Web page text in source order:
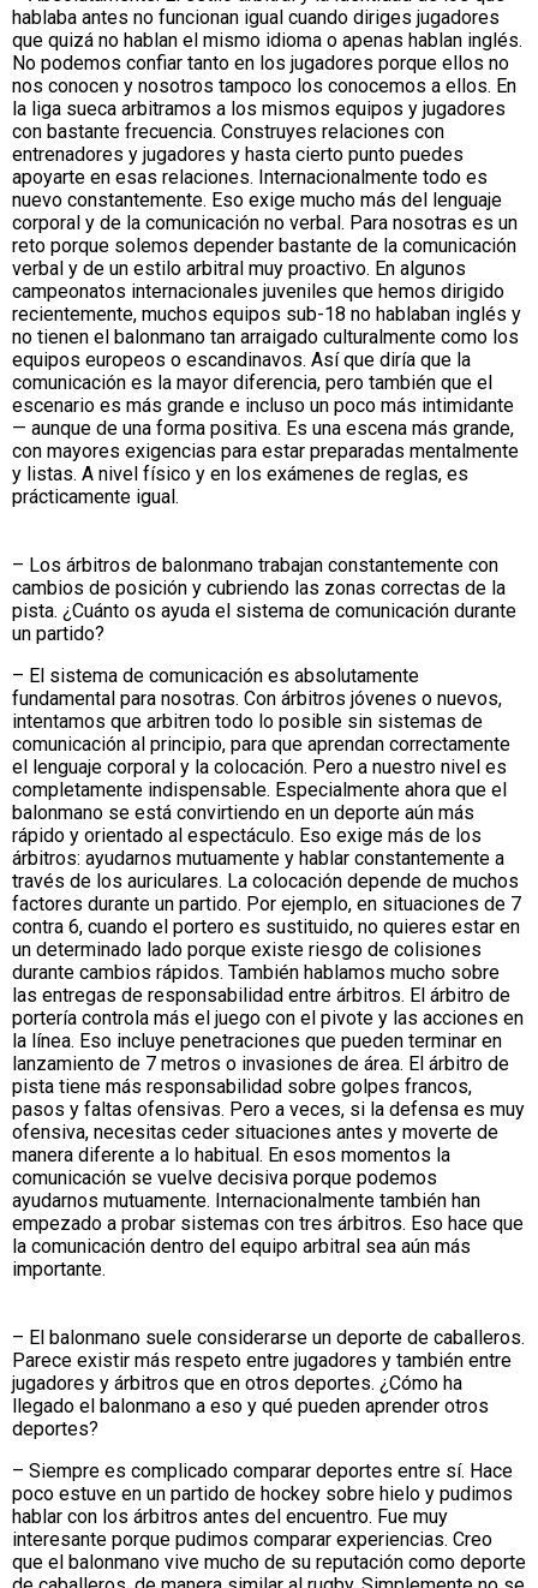
hablaba antes no funcionan igual cuando diriges jugadores
que quizá no hablan el mismo idioma o apenas hablan inglés.
No podemos confiar tanto en los jugadores porque ellos no
nos conocen y nosotros tampoco los conocemos a ellos. En
la liga sueca arbitramos a los mismos equipos y jugadores
con bastante frecuencia. Construyes relaciones con
entrenadores y jugadores y hasta cierto punto puedes
apoyarte en esas relaciones. Internacionalmente todo es
nuevo constantemente. Eso exige mucho más del lenguaje
corporal y de la comunicación no verbal. Para nosotras es un
reto porque solemos depender bastante de la comunicación
verbal y de un estilo arbitral muy proactivo. En algunos
campeonatos internacionales juveniles que hemos dirigido
recientemente, muchos equipos sub-18 no hablaban inglés y
no tienen el balonmano tan arraigado culturalmente como los
equipos europeos o escandinavos. Así que diría que la
comunicación es la mayor diferencia, pero también que el
escenario es más grande e incluso un poco más intimidante
— aunque de una forma positiva. Es una escena más grande,
con mayores exigencias para estar preparadas mentalmente
y listas. A nivel físico y en los exámenes de reglas, es
prácticamente igual.
– Los árbitros de balonmano trabajan constantemente con
cambios de posición y cubriendo las zonas correctas de la
pista. ¿Cuánto os ayuda el sistema de comunicación durante
un partido?
– El sistema de comunicación es absolutamente
fundamental para nosotras. Con árbitros jóvenes o nuevos,
intentamos que arbitren todo lo posible sin sistemas de
comunicación al principio, para que aprendan correctamente
el lenguaje corporal y la colocación. Pero a nuestro nivel es
completamente indispensable. Especialmente ahora que el
balonmano se está convirtiendo en un deporte aún más
rápido y orientado al espectáculo. Eso exige más de los
árbitros: ayudarnos mutuamente y hablar constantemente a
través de los auriculares. La colocación depende de muchos
factores durante un partido. Por ejemplo, en situaciones de 7
contra 6, cuando el portero es sustituido, no quieres estar en
un determinado lado porque existe riesgo de colisiones
durante cambios rápidos. También hablamos mucho sobre
las entregas de responsabilidad entre árbitros. El árbitro de
portería controla más el juego con el pivote y las acciones en
la línea. Eso incluye penetraciones que pueden terminar en
lanzamiento de 7 metros o invasiones de área. El árbitro de
pista tiene más responsabilidad sobre golpes francos,
pasos y faltas ofensivas. Pero a veces, si la defensa es muy
ofensiva, necesitas ceder situaciones antes y moverte de
manera diferente a lo habitual. En esos momentos la
comunicación se vuelve decisiva porque podemos
ayudarnos mutuamente. Internacionalmente también han
empezado a probar sistemas con tres árbitros. Eso hace que
la comunicación dentro del equipo arbitral sea aún más
importante.
– El balonmano suele considerarse un deporte de caballeros.
Parece existir más respeto entre jugadores y también entre
jugadores y árbitros que en otros deportes. ¿Cómo ha
llegado el balonmano a eso y qué pueden aprender otros
deportes?
– Siempre es complicado comparar deportes entre sí. Hace
poco estuve en un partido de hockey sobre hielo y pudimos
hablar con los árbitros antes del encuentro. Fue muy
interesante porque pudimos comparar experiencias. Creo
que el balonmano vive mucho de su reputación como deporte